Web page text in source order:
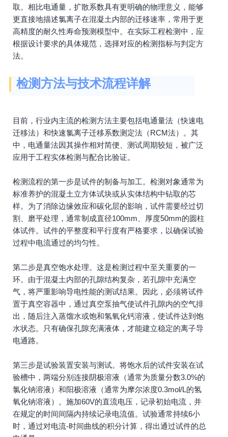
取。相比电通量，扩散系数具有更明确的物理意义，能够
更直接地描述氯离子在混凝土内部的迁移速率，常用于更
高精度的耐久性寿命预测模型中。在实际工程检测中，应
根据设计要求的具体规范，选择对应的检测指标与判定方
法。
检测方法与技术流程详解
目前，行业内主流的检测方法主要包括电通量法（快速电
迁移法）和快速氯离子迁移系数测定法（RCM法）。其
中，电通量法因其操作相对简便、测试周期较短，被广泛
应用于工程实体检测与配合比验证。
检测流程的第一步是试件的制备与加工。检测对象通常为
标准养护的混凝土立方体试块或从实体结构中钻取的芯
样。为了消除边缘效应和碳化层的影响，试件需要经过切
割、磨平处理，通常制成直径100mm、厚度50mm的圆柱
体试件。试件的平整度和平行度有严格要求，以确保试验
过程中电流通过的均匀性。
第二步是真空饱水处理。这是检测过程中至关重要的一
环。由于混凝土内部的孔隙结构复杂，若孔隙中充满空
气，将严重影响导电性能的测试结果。因此，必须将试件
置于真空容器中，通过真空泵抽气使试件孔隙内的空气排
出，随后注入蒸馏水或饱和氢氧化钙溶液，使试件达到饱
水状态。只有确保孔隙充满液体，才能建立稳定的离子导
电通路。
第三步是试验装置安装与测试。将饱水后的试件安装在试
验槽中，两端分别连接阴极溶液（通常为质量分数3.0%的
氯化钠溶液）和阳极溶液（通常为摩尔浓度0.3mol/L的氢
氧化钠溶液）。施加60V的直流电压，记录初始电流，并
在规定的时间间隔内持续记录电流值。试验通常持续6小
时，通过对电流-时间曲线的积分计算，得出通过试件的总